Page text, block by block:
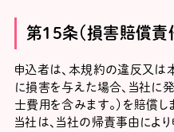
第15条（損害賠償責
申込者は、本規約の違反又は
に損害を与えた場合、当社に
士費用を含みます。）を賠償し
当社は、当社の帰責事由によ